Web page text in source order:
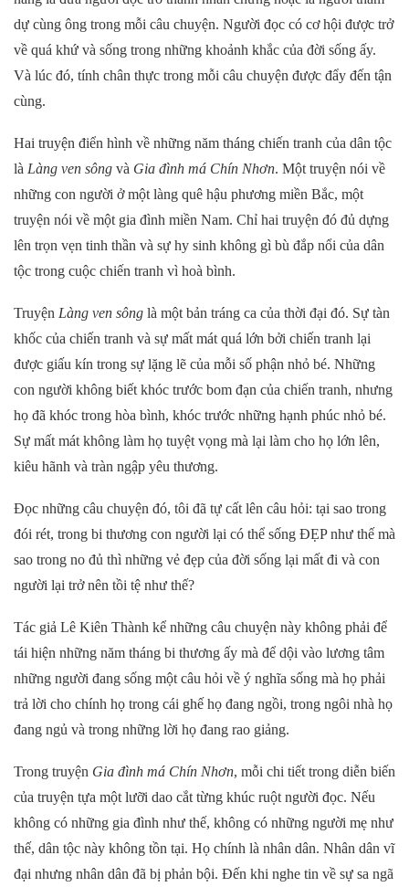
dự cùng ông trong mỗi câu chuyện. Người đọc có cơ hội được trở
về quá khứ và sống trong những khoảnh khắc của đời sống ấy.
Và lúc đó, tính chân thực trong mỗi câu chuyện được đẩy đến tận
cùng.
Hai truyện điển hình về những năm tháng chiến tranh của dân tộc
là Làng ven sông và Gia đình má Chín Nhơn. Một truyện nói về
những con người ở một làng quê hậu phương miền Bắc, một
truyện nói về một gia đình miền Nam. Chỉ hai truyện đó đủ dựng
lên trọn vẹn tinh thần và sự hy sinh không gì bù đắp nổi của dân
tộc trong cuộc chiến tranh vì hoà bình.
Truyện Làng ven sông là một bản tráng ca của thời đại đó. Sự tàn
khốc của chiến tranh và sự mất mát quá lớn bởi chiến tranh lại
được giấu kín trong sự lặng lẽ của mỗi số phận nhỏ bé. Những
con người không biết khóc trước bom đạn của chiến tranh, nhưng
họ đã khóc trong hòa bình, khóc trước những hạnh phúc nhỏ bé.
Sự mất mát không làm họ tuyệt vọng mà lại làm cho họ lớn lên,
kiêu hãnh và tràn ngập yêu thương.
Đọc những câu chuyện đó, tôi đã tự cất lên câu hỏi: tại sao trong
đói rét, trong bi thương con người lại có thể sống ĐẸP như thế mà
sao trong no đủ thì những vẻ đẹp của đời sống lại mất đi và con
người lại trở nên tồi tệ như thế?
Tác giả Lê Kiên Thành kể những câu chuyện này không phải để
tái hiện những năm tháng bi thương ấy mà để dội vào lương tâm
những người đang sống một câu hỏi về ý nghĩa sống mà họ phải
trả lời cho chính họ trong cái ghế họ đang ngồi, trong ngôi nhà họ
đang ngủ và trong những lời họ đang rao giảng.
Trong truyện Gia đình má Chín Nhơn, mỗi chi tiết trong diễn biến
của truyện tựa một lưỡi dao cắt từng khúc ruột người đọc. Nếu
không có những gia đình như thế, không có những người mẹ như
thế, dân tộc này không tồn tại. Họ chính là nhân dân. Nhân dân vĩ
đại nhưng nhân dân đã bị phản bội. Đến khi nghe tin về sự sa ngã